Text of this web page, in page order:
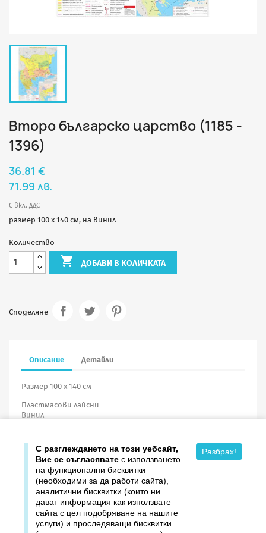
Второ българско царство (1185 -
1396)
36.81 €
71.99 лв.
С вкл. ДДС
размер 100 х 140 см, на винил
Количество
 ДОБАВИ В КОЛИЧКАТА
Споделяне
Описание Детайли
Размер 100 х 140 см
Пластмасови лайсни
Винил
Продукти
Издателство ДОМИНО
С разглеждането на този уебсайт,
Вие се съгласявате с използването
на функционални бисквитки
(необходими за да работи сайта),
аналитични бисквитки (които ни
дават информация как използвате
сайта с цел подобряване на нашите
услуги) и проследяващи бисквитки
Разбрах!